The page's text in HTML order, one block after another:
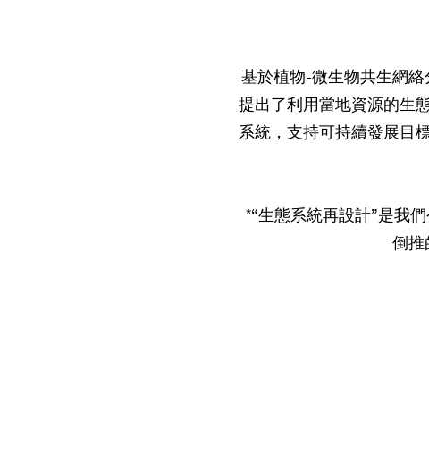
基於植物-微生物共生網
提出了利用當地資源的生
系統，支持可持續發展目
*“生態系統再設計”是我
倒推